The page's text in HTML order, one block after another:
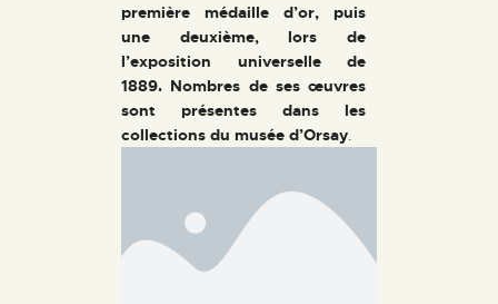
première médaille d’or, puis
une deuxième, lors de
l’exposition universelle de
1889. Nombres de ses œuvres
sont présentes dans les
collections du musée d’Orsay.